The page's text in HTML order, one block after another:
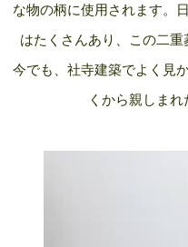
な物の柄に使用されます。
はたくさんあり、この二重
今でも、社寺建築でよく見
くから親しまれ